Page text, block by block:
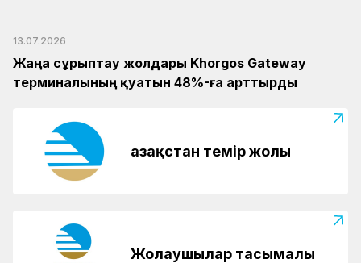
13.07.2026
Жаңа сұрыптау жолдары Khorgos Gateway
терминалының қуатын 48%-ға арттырды
Қазақстан темір жолы
Жолаушылар тасымалы